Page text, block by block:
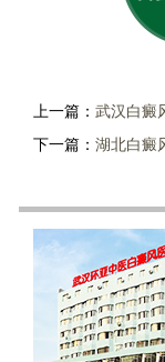
上一篇： 武汉白癜
下一篇： 湖北白癜